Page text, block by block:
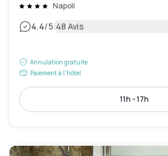
Napoli
4.4/5|48 Avis
Annulation gratuite
Paiement à l'hôtel
11h - 17h